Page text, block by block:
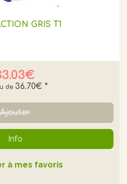
GRIS T1
36.70€ *
Ajouter
Info
à mes favoris